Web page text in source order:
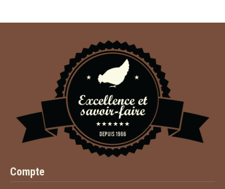
Compte